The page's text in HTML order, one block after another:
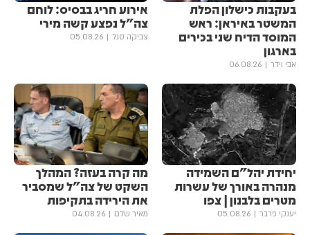
בעקבות כישלון הפלת
המשטר באיראן: ראש
המוסד הדיח שני בכירים
בארגון
אבי וידר 06.08.26
אירוע חריג בבסיס: לוחם
צה"ל נפצע קשה מירי
צביקה סגל 05.08.26
יחידת יהל״ם השמידה
מנהרה באורך של עשרות
מטרים בלבנון | צפו
יענקי פרבר 05.08.26
מה קרה בעזה? המהלך
השקט של צה"ל שמסביר
את הירידה בתקיפות
מאיר שלם 04.08.26